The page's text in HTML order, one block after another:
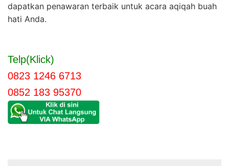
dapatkan penawaran terbaik untuk acara aqiqah buah
hati Anda.
Telp(Klick)
0823 1246 6713
0852 183 95370